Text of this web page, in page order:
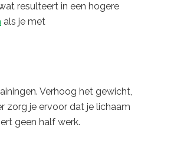
resulteert in een hogere
als je met
Verhoog het gewicht,
zorg je ervoor dat je lichaam
geen half werk.